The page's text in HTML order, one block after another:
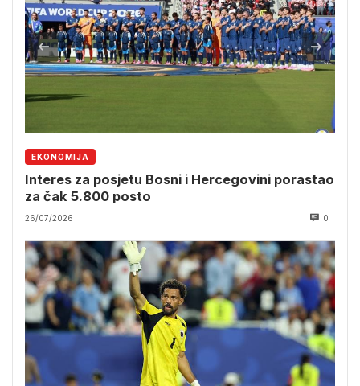
EKONOMIJA
Interes za posjetu Bosni i Hercegovini porastao
za čak 5.800 posto
26/07/2026 0